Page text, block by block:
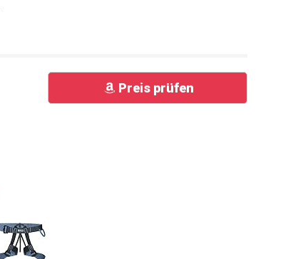
Preis prüfen